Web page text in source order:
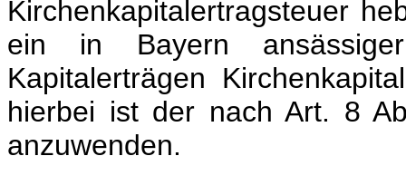
Kirchenkapitalertragsteuer
ein in Bayern
Kapitalerträgen
hierbei ist der nach Art. 8
anzuwenden.